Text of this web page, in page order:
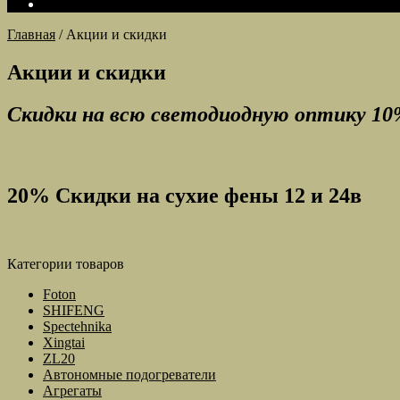
Главная / Акции и скидки
Акции и скидки
Скидки на всю светодиодную оптику
20% Скидки на сухие фены 12 и 24в
Категории товаров
Foton
SHIFENG
Spectehnika
Xingtai
ZL20
Автономные подогреватели
Агрегаты